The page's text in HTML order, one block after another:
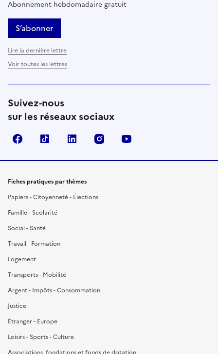
Abonnement hebdomadaire gratuit
S’abonner
Lire la dernière lettre
Voir toutes les lettres
Suivez-nous
sur les réseaux sociaux
FacebookTikTok LinkedIn Instagram
Fiches pratiques par thèmes
Papiers - Citoyenneté - Élections
Famille - Scolarité
Social - Santé
Travail - Formation
Logement
Transports - Mobilité
Argent - Impôts - Consommation
Justice
Étranger - Europe
Loisirs - Sports - Culture